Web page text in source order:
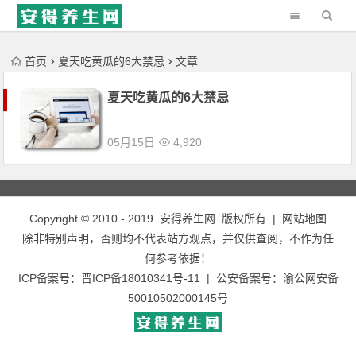
'); })();
首页 夏天吃黄瓜的6大禁忌 文章
夏天吃黄瓜的6大禁忌
05月15日 4,920
Copyright © 2010 - 2019 安得养生网 版权所有 |
网站地图
除非特别声明，否则均不代表站方观点，并仅供查阅，不作为任
何参考依据！
ICP备案号： 晋ICP备18010341号-11 | 公安备案号： 渝公网安备
50010502000145号